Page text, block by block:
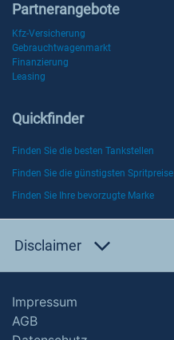
Partnerangebote
Kfz-Versicherung
Gebrauchtwagenmarkt
Finanzierung
Leasing
Quickfinder
Finden Sie die besten Tankstellen
Finden Sie die günstigsten Spritpreise
Finden Sie Ihre bevorzugte Marke
Disclaimer
Impressum
AGB